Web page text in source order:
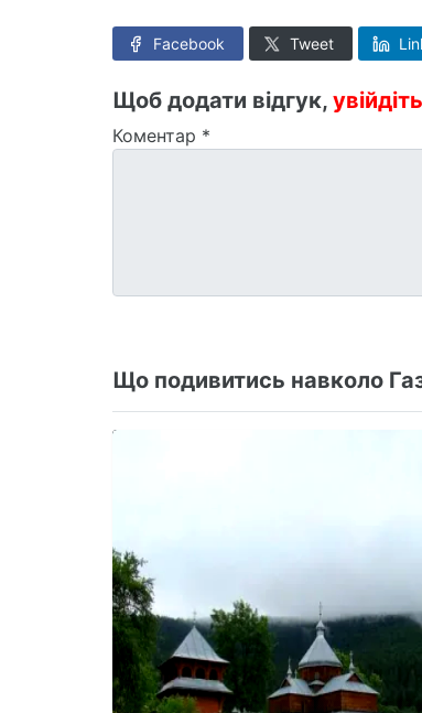
Facebook Tweet
Щоб додати відгук, увійдіть
Коментар *
Що подивитись навколо